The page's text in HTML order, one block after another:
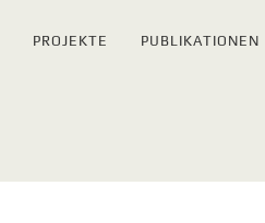
PROJEKTE PUBLIKATIONEN